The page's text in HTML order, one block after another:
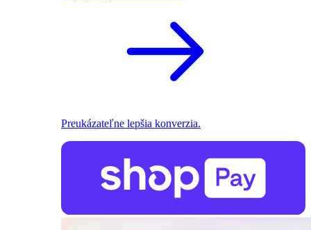
Preukázateľne lepšia konverzia.